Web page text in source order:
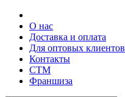
О нас
Доставка и оплата
Для оптовых клиентов
Контакты
СТМ
Франшиза